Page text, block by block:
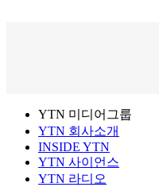
YTN 미디어그룹
YTN 회사소개
INSIDE YTN
YTN 사이언스
YTN 라디오